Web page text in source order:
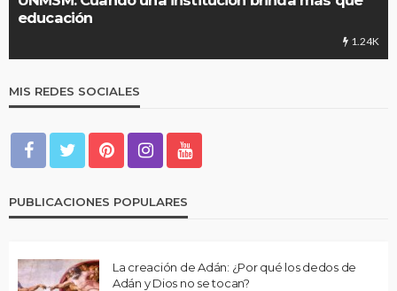
educación
1.24K
MIS REDES SOCIALES
PUBLICACIONES POPULARES
La creación de Adán: ¿Por qué los dedos de
Adán y Dios no se tocan?